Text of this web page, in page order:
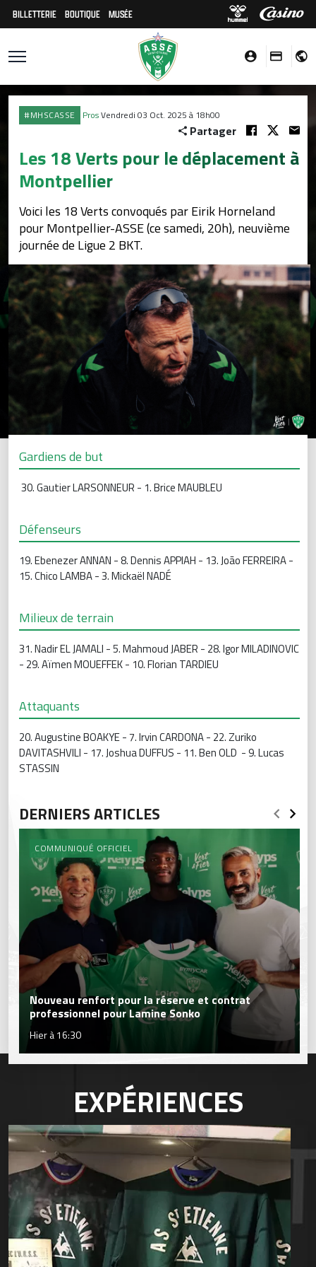
BILLETTERIE BOUTIQUE MUSÉE
#MHSCASSE ProsVendredi 03 Oct. 2025 à 18h00
Partager
Les 18 Verts pour le déplacement à
Montpellier
Voici les 18 Verts convoqués par Eirik Horneland
pour Montpellier-ASSE (ce samedi, 20h), neuvième
journée de Ligue 2 BKT.
Gardiens de but
30. Gautier LARSONNEUR - 1. Brice MAUBLEU
Défenseurs
19. Ebenezer ANNAN - 8. Dennis APPIAH - 13. João FERREIRA -
15. Chico LAMBA - 3. Mickaël NADÉ
Milieux de terrain
31. Nadir EL JAMALI - 5. Mahmoud JABER - 28. Igor MILADINOVIC
- 29. Aïmen MOUEFFEK - 10. Florian TARDIEU
Attaquants
20. Augustine BOAKYE - 7. Irvin CARDONA - 22. Zuriko
DAVITASHVILI - 17. Joshua DUFFUS - 11. Ben OLD - 9. Lucas
STASSIN
DERNIERS ARTICLES
COMMUNIQUÉ OFFICIEL
Nouveau renfort pour la réserve et contrat
professionnel pour Lamine Sonko
Hier à 16:30
EXPÉRIENCES